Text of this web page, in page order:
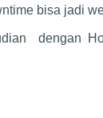
bisa jadi
dengan